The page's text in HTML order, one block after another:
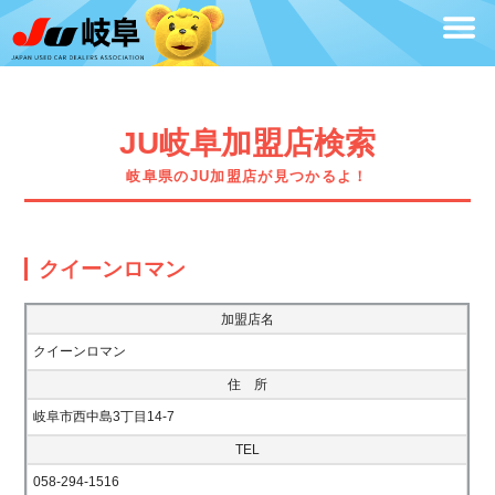
JU岐阜加盟店検索
岐阜県のJU加盟店が見つかるよ！
クイーンロマン
加盟店名
クイーンロマン
住 所
岐阜市西中島3丁目14-7
TEL
058-294-1516